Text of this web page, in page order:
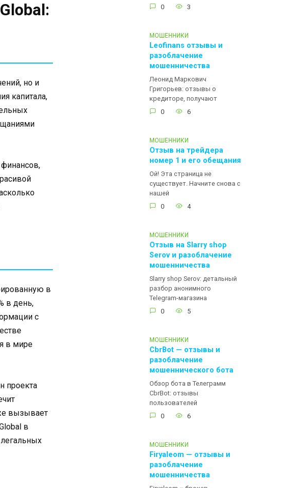
но и
капитала,
в
в день,
с
в мире
проекта
вызывает
в
0
3
МОШЕННИКИ
Leofinans отзывы и
разоблачение
мошенничества
Леонид Маркович
Григорьев: отзывы о
кредиторе, получают
0
6
МОШЕННИКИ
Отзыв на трейдера
номер 1 и его обещания
Ой! Эта страница не
существует. Начните снова с
нашей
0
4
МОШЕННИКИ
Отзыв на Slarry shop
Serov и разоблачение
мошенничества
Slarry shop Serov: детальный
разбор анонимного
Telegram-магазина
0
5
МОШЕННИКИ
CbrBot — отзывы и
разоблачение
мошеннического бота
Обзор бота в Телеграмм
CbrBot: отзывы
пользователей
0
6
МОШЕННИКИ
Firyaleom — отзывы и
разоблачение
мошенничества